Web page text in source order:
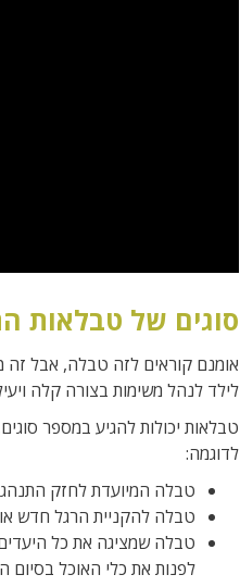
סוגים של טבלאות
אומנם קוראים לזה טבלה, אבל זה
לילד לנהל משימות בצורה קלה
טבלאות יכולות להגיע במספר
לדוגמה:
טבלה המיועדת לחזק
טבלה להקניית הרגל חדש או
טבלה שמציגה את כל
לפנות את כלי האוכל בסיום